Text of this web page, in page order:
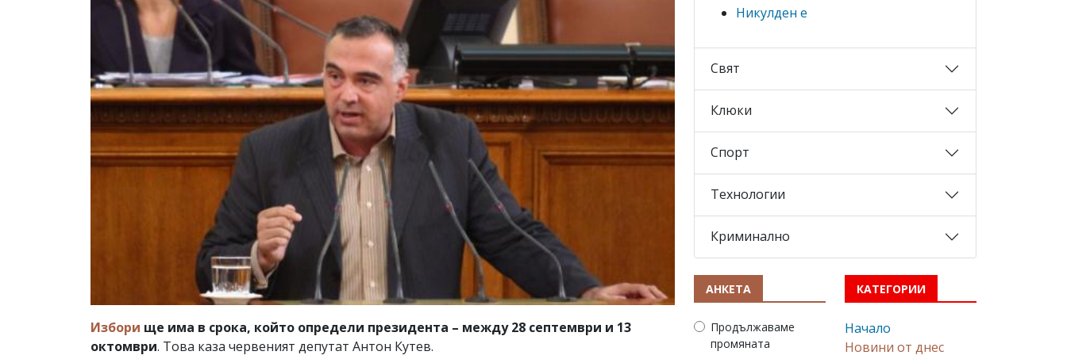
Избори ще има в срока, който определи президента – между 28 септември и 13
октомври. Това каза червеният депутат Антон Кутев.
Никулден е
Свят
Клюки
Спорт
Технологии
Криминално
АНКЕТА
Продължаваме
промяната
КАТЕГОРИИ
Начало
Новини от днес